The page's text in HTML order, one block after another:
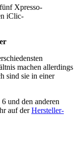
Xpresso-
iClic-
machen allerdings
sind sie in einer
und den anderen
auf derHersteller-